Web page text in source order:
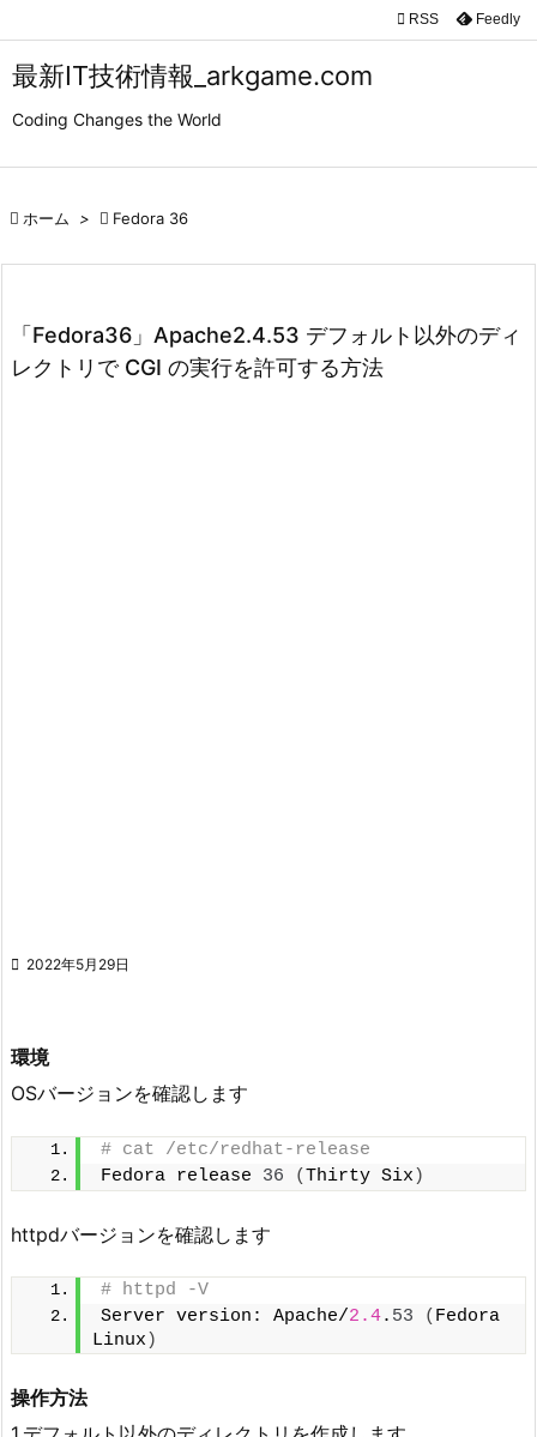
最新IT技術情報_arkgame.com
Coding Changes the World


検索
 RSS Feedly
 ホーム >  Fedora 36
「Fedora36」Apache2.4.53 デフォルト以外のディ
レクトリで CGI の実行を許可する方法
 2022年5月29日
環境
OSバージョンを確認します
# cat /etc/redhat-release
Fedora release 36 (Thirty Six )
httpdバージョンを確認します
# httpd -V
Server version: Apache/2.4. 53 ( Fedora
Linux )
操作方法